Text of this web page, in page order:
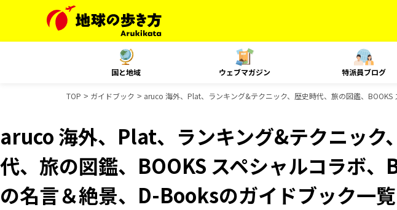
国と地域 ウェブマガジン 特派員ブログ
TOP ガイドブック aruco 海外、Plat、ランキング&テクニック、歴史時代、旅の図鑑、
aruco 海外、Plat、ランキング&テクニック
代、旅の図鑑、BOOKS スペシャルコラボ、
の名言＆絶景、D-Booksのガイドブック一覧